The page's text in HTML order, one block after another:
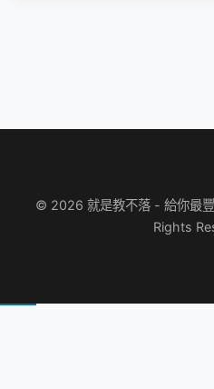
© 2026 就是教不落 - 給你最
Rights